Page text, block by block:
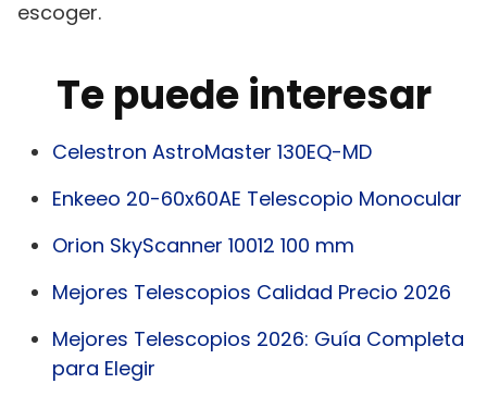
escoger.
Te puede interesar
Celestron AstroMaster 130EQ-MD
Enkeeo 20-60x60AE Telescopio Monocular
Orion SkyScanner 10012 100 mm
Mejores Telescopios Calidad Precio 2026
Mejores Telescopios 2026: Guía Completa
para Elegir